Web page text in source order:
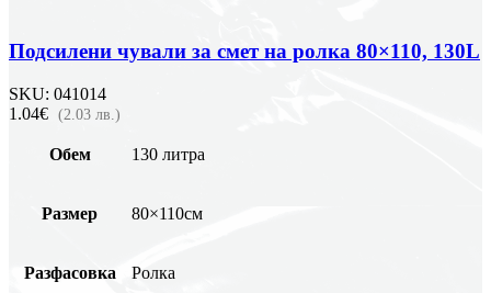
Подсилени чували за смет на ролка 80×110, 130L
SKU: 041014
1.04€ (2.03 лв.)
Обем 130 литра
Размер 80×110см
Разфасовка Ролка